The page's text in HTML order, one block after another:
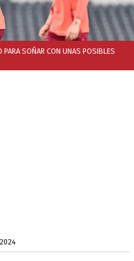
PARA SOÑAR CON UNAS POSIBLES
2024